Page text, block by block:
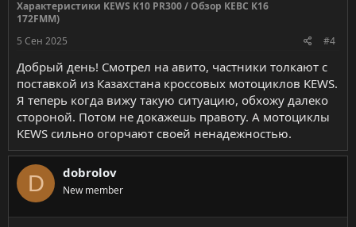
Характеристики KEWS K10 PR300 / Обзор КЕВС К16
172FMM)
5 Сен 2025
#4
Добрый день! Смотрел на авито, частники толкают с
поставкой из Казахстана кроссовых мотоциклов KEWS.
Я теперь когда вижу такую ситуацию, обхожу далеко
стороной. Потом не докажешь правоту. А мотоциклы
KEWS сильно огорчают своей ненадежностью.
D dobrolov
New member